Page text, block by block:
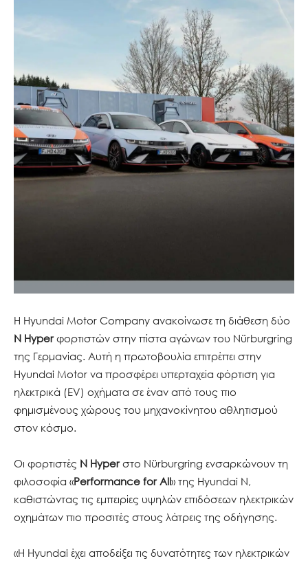
Η Hyundai Motor Company ανακοίνωσε τη διάθεση δύο
N Hyperφορτιστών στην πίστα αγώνων του Nürburgring
της Γερμανίας. Αυτή η πρωτοβουλία επιτρέπει στην
Hyundai Motor να προσφέρει υπερταχεία φόρτιση για
ηλεκτρικά (EV) οχήματα σε έναν από τους πιο
φημισμένους χώρους του μηχανοκίνητου αθλητισμού
στον κόσμο.
Οι φορτιστές N Hyperστο Nürburgring ενσαρκώνουν τη
φιλοσοφία «Performance for All» της Hyundai N,
καθιστώντας τις εμπειρίες υψηλών επιδόσεων ηλεκτρικών
οχημάτων πιο προσιτές στους λάτρεις της οδήγησης.
«Η Hyundai έχει αποδείξει τις δυνατότητες των ηλεκτρικών